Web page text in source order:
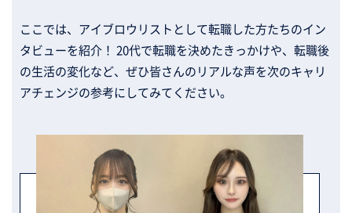
ここでは、アイブロウリストとして転職した方たちのイン
タビューを紹介！ 20代で転職を決めたきっかけや、転職後
の生活の変化など、ぜひ皆さんのリアルな声を次のキャリ
アチェンジの参考にしてみてください。